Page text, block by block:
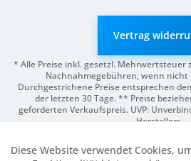
Vertrag
* Alle Preise inkl. gesetzl. Mehrwertsteuer
Nachnahmegebühren, wenn nicht
Durchgestrichene Preise entsprechen
der letzten 30 Tage. ** Preise
geforderten Verkaufspreis. UVP:
Herstellers.
Funktionale
Diese Website verwendet Cookies,